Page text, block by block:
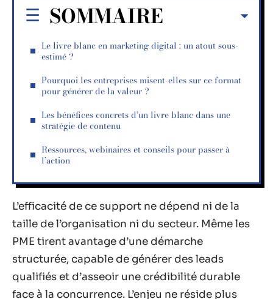
SOMMAIRE
Le livre blanc en marketing digital : un atout sous-
estimé ?
Pourquoi les entreprises misent-elles sur ce format
pour générer de la valeur ?
Les bénéfices concrets d’un livre blanc dans une
stratégie de contenu
Ressources, webinaires et conseils pour passer à
l’action
L’efficacité de ce support ne dépend ni de la
taille de l’organisation ni du secteur. Même les
PME tirent avantage d’une démarche
structurée, capable de générer des leads
qualifiés et d’asseoir une crédibilité durable
face à la concurrence. L’enjeu ne réside plus